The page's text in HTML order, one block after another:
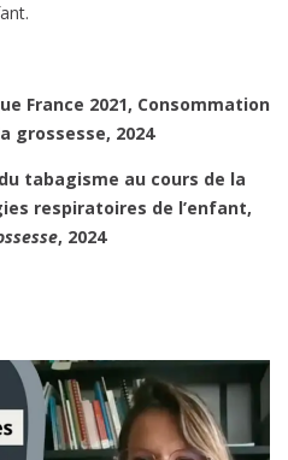
France 2021, Consommation
grossesse, 2024
tabagisme au cours de la
respiratoires de l’enfant,
, 2024